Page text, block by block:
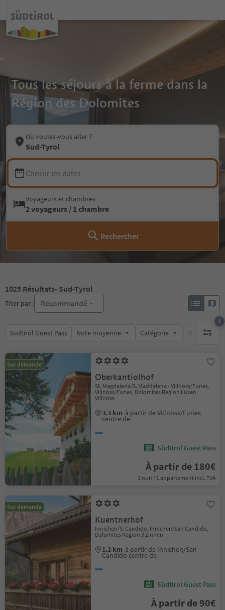
Tous les séjours à la ferme dans la
Région des Dolomites
Où voulez-vous aller ?
Sud-Tyrol
Choisir les dates
Voyageurs et chambres
2 voyageurs / 1 chambre
Rechercher
1025 Résultats- Sud-Tyrol
Trier par : Recommandé
Südtirol Guest Pass Note moyenne Catégorie Options de
1
1 filtre
Sur demande
Oberkantiolhof
St. Magdalena/S. Maddalena - Villnöss/Funes,
Villnöss/Funes, Dolomites Region Lüsen
Villnöss
3.3 km à partir de Villnöss/Funes
centre de
Südtirol Guest Pass
À partir de 180€
1 nuit / 1 appartement incl. TVA
Sur demande
Kuentnerhof
Innichen/S. Candido, Innichen/San Candido,
Dolomites Region 3 Zinnen
1.2 km à partir de Innichen/San
Candido centre de
Südtirol Guest Pass
À partir de 90€